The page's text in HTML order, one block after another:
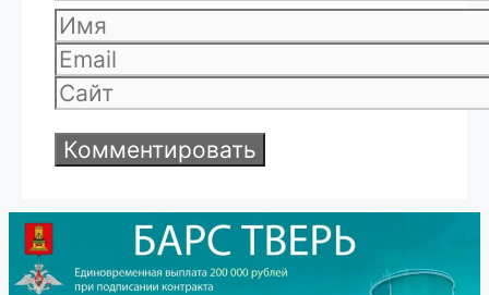
Имя
Email
Сайт